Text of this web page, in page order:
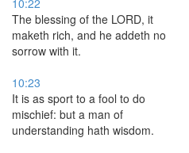
10:22
The blessing of the LORD, it
maketh rich, and he addeth no
sorrow with it.
10:23
It is as sport to a fool to do
mischief: but a man of
understanding hath wisdom.